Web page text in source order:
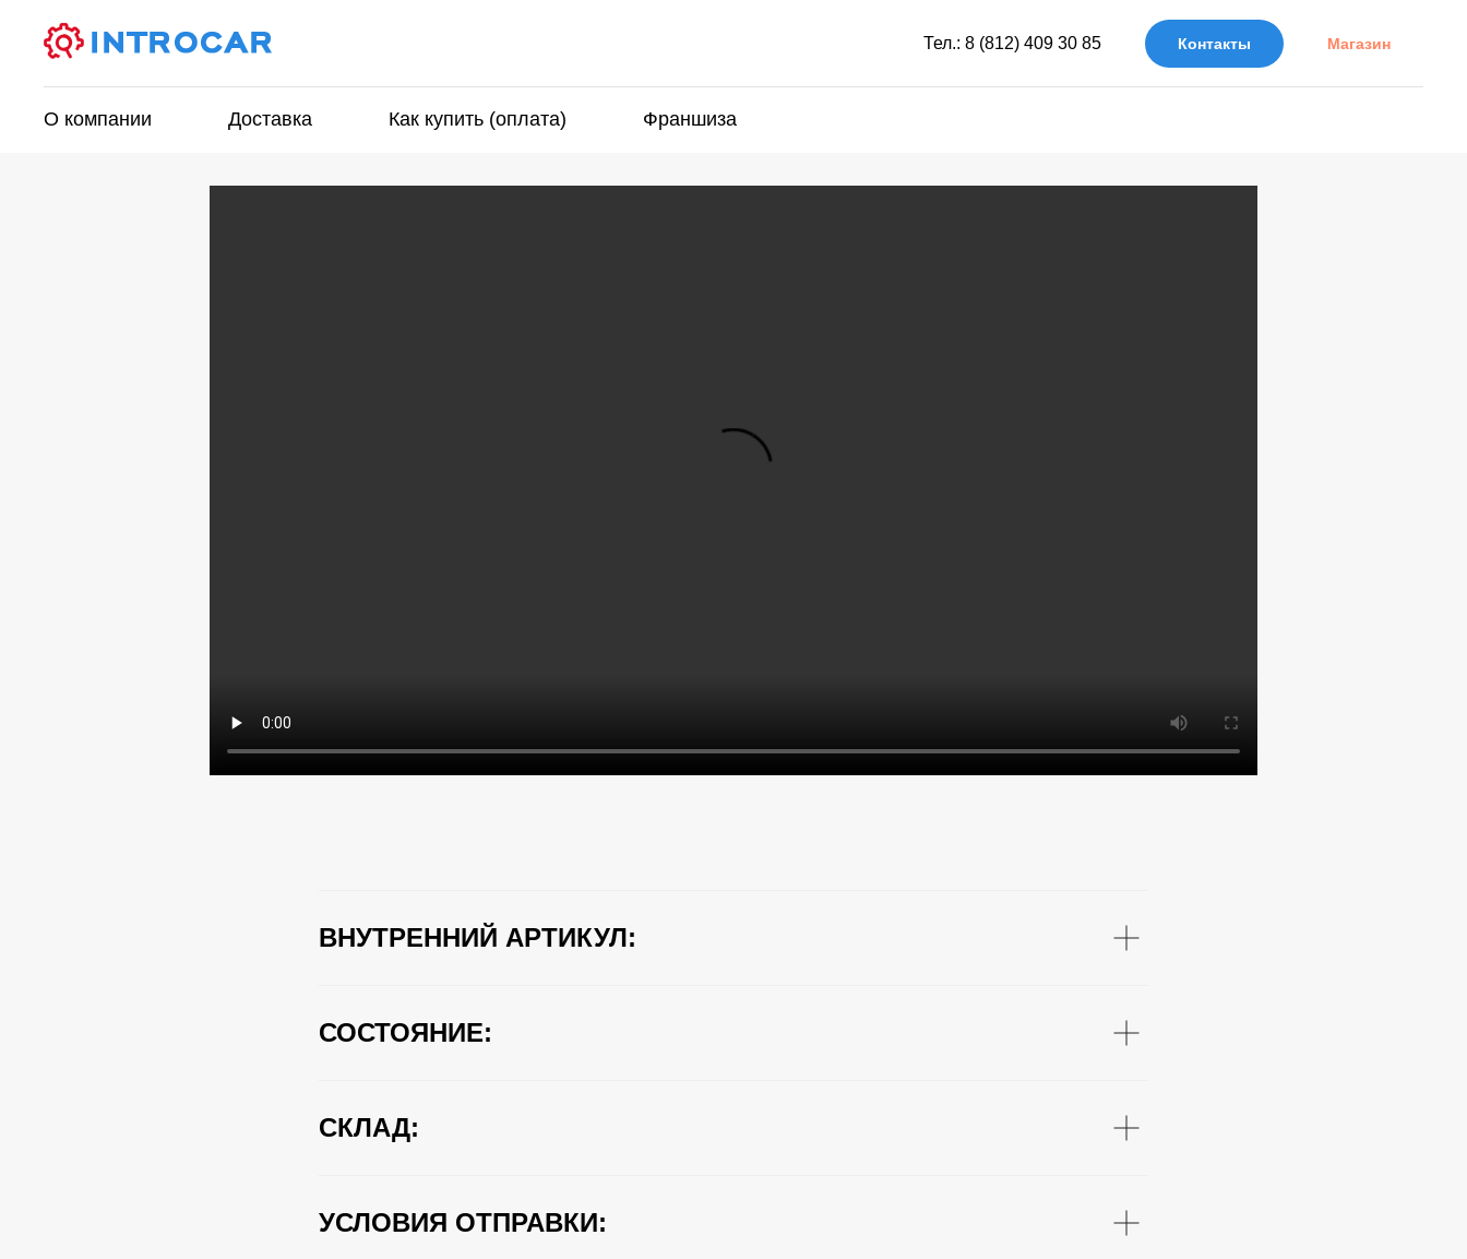
Тел.: 8 (812) 409 30 85 Контакты Магазин
О компании Доставка Как купить (оплата) Франшиза
ВНУТРЕННИЙ АРТИКУЛ:
СОСТОЯНИЕ:
СКЛАД:
УСЛОВИЯ ОТПРАВКИ: